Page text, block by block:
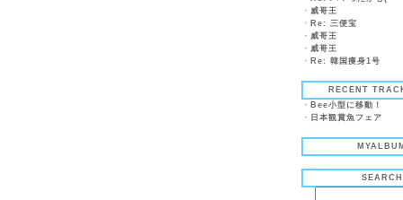
・ 威哥王
・ Re: 三便宝
・ 威哥王
・ 威哥王
・ Re: 韓国痩身1号
RECENT
・ Bee小型に移動！
・ 日本観賞魚フェア
SEARCH